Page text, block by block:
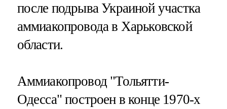
после подрыва Украиной участка
аммиакопровода в Харьковской
области.
Аммиакопровод "Тольятти-
Одесса" построен в конце 1970-х